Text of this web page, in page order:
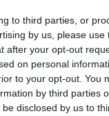
to third parties, or
by us, please
after your opt-out
on personal
to your opt-out. You
by third parties
disclosed by us to
rapporto che va ben
le comunità delle